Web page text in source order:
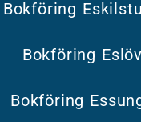
Bokföring
Bokföring Eslöv
Bokföring